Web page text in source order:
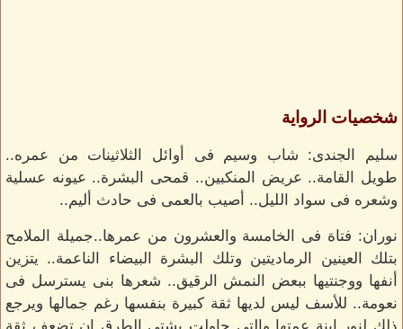
شخصيات الرواية
سليم الجندى: شاب وسيم فى أوائل الثلاثينات من عمره..
طويل القامة.. عريض المنكبين.. قمحى البشرة.. عيونه عسلية
وشعره فى سواد الليل.. أصيب بالعمى فى حادث أليم..
نوران: فتاة فى الخامسة والعشرون من عمرها..جميلة الملامح
بتلك العينين الرماديتين وتلك البشرة البيضاء الناعمة.. يتزين
أنفها ووجنتيها ببعض النمش الرقيق.. شعرها بنى يسترسل فى
نعومة.. للأسف ليس لديها ثقة كبيرة بنفسها رغم جمالها ويرجع